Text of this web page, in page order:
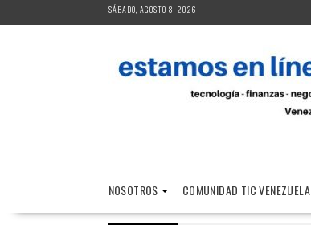
al
SÁBADO, AGOSTO 8, 2026
NOSOTROS COMUNIDAD TIC VENEZUELA